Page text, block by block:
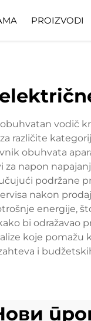
PROIZVODI
vodič
različite
obuhvata
napon
podržane
nakon
energije,
bi
koje
i